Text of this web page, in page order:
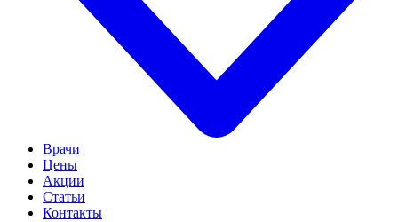
Врачи
Цены
Акции
Статьи
Контакты